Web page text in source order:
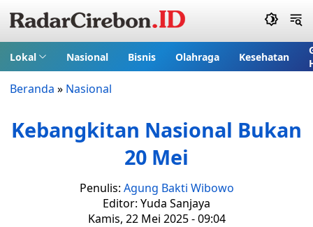
Lokal Nasional Bisnis Olahraga Kesehatan
Beranda » Nasional
Kebangkitan Nasional Bukan
20 Mei
Penulis: Agung Bakti Wibowo
Editor: Yuda Sanjaya
Kamis, 22 Mei 2025 - 09:04